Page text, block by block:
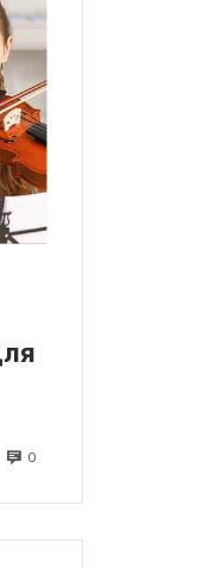
0